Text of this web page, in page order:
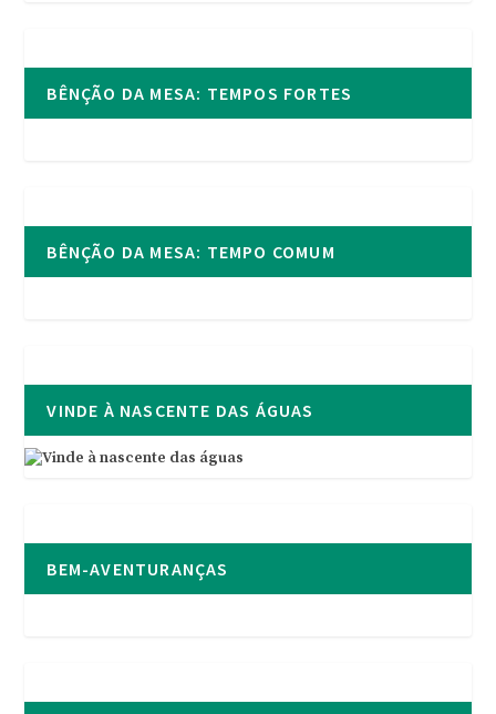
BÊNÇÃO DA MESA: TEMPOS FORTES
BÊNÇÃO DA MESA: TEMPO COMUM
VINDE À NASCENTE DAS ÁGUAS
BEM-AVENTURANÇAS